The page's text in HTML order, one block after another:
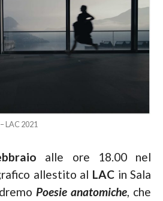
LAC 2021
alle ore 18.00 nel
allestito al LAC in Sala
Poesie anatomiche, che